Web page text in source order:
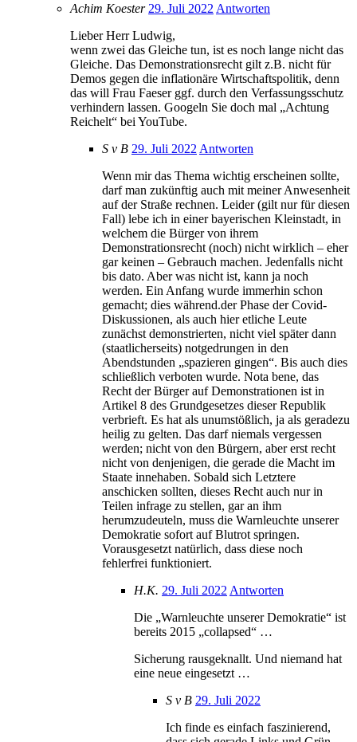
Achim Koester 29. Juli 2022 Antworten
Lieber Herr Ludwig,
wenn zwei das Gleiche tun, ist es noch lange nicht das
Gleiche. Das Demonstrationsrecht gilt z.B. nicht für
Demos gegen die inflationäre Wirtschaftspolitik, denn
das will Frau Faeser ggf. durch den Verfassungsschutz
verhindern lassen. Googeln Sie doch mal „Achtung
Reichelt“ bei YouTube.
S v B 29. Juli 2022 Antworten
Wenn mir das Thema wichtig erscheinen sollte,
darf man zukünftig auch mit meiner Anwesenheit
auf der Straße rechnen. Leider (gilt nur für diesen
Fall) lebe ich in einer bayerischen Kleinstadt, in
welchem die Bürger von ihrem
Demonstrationsrecht (noch) nicht wirklich – eher
gar keinen – Gebrauch machen. Jedenfalls nicht
bis dato. Aber was nicht ist, kann ja noch
werden. Ein Anfang wurde immerhin schon
gemacht; dies während.der Phase der Covid-
Diskussionen, als auch hier etliche Leute
zunächst demonstrierten, nicht viel später dann
(staatlicherseits) notgedrungen in den
Abendstunden „spazieren gingen“. Bis auch dies
schließlich verboten wurde. Nota bene, das
Recht der Bürger auf Demonstrationen ist in
Artikel 8 des Grundgesetzes dieser Republik
verbrieft. Es hat als unumstößlich, ja als geradezu
heilig zu gelten. Das darf niemals vergessen
werden; nicht von den Bürgern, aber erst recht
nicht von denjenigen, die gerade die Macht im
Staate innehaben. Sobald sich Letztere
anschicken sollten, dieses Recht auch nur in
Teilen infrage zu stellen, gar an ihm
herumzudeuteln, muss die Warnleuchte unserer
Demokratie sofort auf Blutrot springen.
Vorausgesetzt natürlich, dass diese noch
fehlerfrei funktioniert.
H.K. 29. Juli 2022 Antworten
Die „Warnleuchte unserer Demokratie“ ist
bereits 2015 „collapsed“ …
Sicherung rausgeknallt. Und niemand hat
eine neue eingesetzt …
S v B 29. Juli 2022
Ich finde es einfach faszinierend,